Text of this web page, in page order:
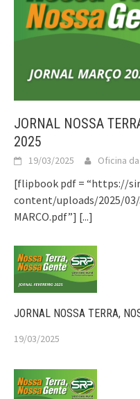
JORNAL NOSSA
2025
19/03/2025 Oficina
[flipbook pdf = “https://
content/uploads/2025/03/
MARCO.pdf”] [...]
JORNAL NOSSA TERRA,
19/03/2025